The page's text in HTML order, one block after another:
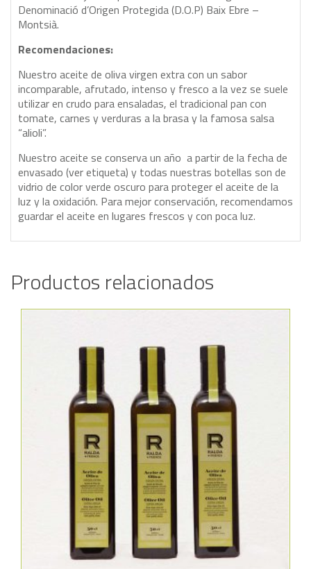
Denominació d’Origen Protegida (D.O.P) Baix Ebre –
Montsià.
Recomendaciones:
Nuestro aceite de oliva virgen extra con un sabor
incomparable, afrutado, intenso y fresco a la vez se suele
utilizar en crudo para ensaladas, el tradicional pan con
tomate, carnes y verduras a la brasa y la famosa salsa
“alioli”.
Nuestro aceite se conserva un año a partir de la fecha de
envasado (ver etiqueta) y todas nuestras botellas son de
vidrio de color verde oscuro para proteger el aceite de la
luz y la oxidación. Para mejor conservación, recomendamos
guardar el aceite en lugares frescos y con poca luz.
Productos relacionados